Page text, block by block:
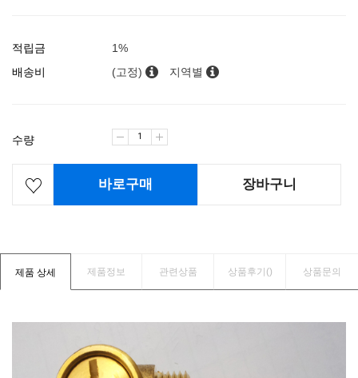
적립금
1%
배송비
(고정) 지역별
수량
바로구매 장바구니
제품 상세 제품정보 관련상품 상품후기() 상품문의